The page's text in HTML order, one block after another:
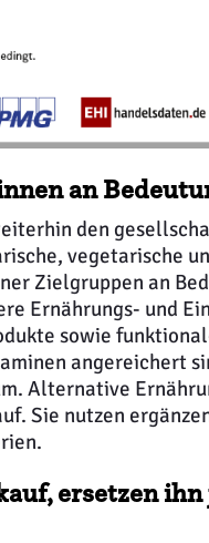
an
den
vegetarische
Zielgruppen an
Ernährungs- und
sowie
angereichert
Alternative
Sie nutzen
ersetzen ihn